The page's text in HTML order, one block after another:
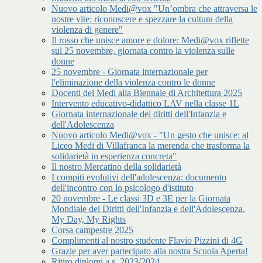
Nuovo articolo Medi@vox "Un’ombra che attraversa le
nostre vite: riconoscere e spezzare la cultura della
violenza di genere"
Il rosso che unisce amore e dolore: Medi@vox riflette
sul 25 novembre, giornata contro la violenza sulle
donne
25 novembre - Giornata internazionale per
l'eliminazione della violenza contro le donne
Docenti del Medi alla Biennale di Architettura 2025
Intervento educativo-didattico LAV nella classe 1L
Giornata internazionale dei diritti dell'Infanzia e
dell'Adolescenza
Nuovo articolo Medi@vox - "Un gesto che unisce: al
Liceo Medi di Villafranca la merenda che trasforma la
solidarietà in esperienza concreta"
Il nostro Mercatino della solidarietà
I compiti evolutivi dell'adolescenza: documento
dell'incontro con lo psicologo d'istituto
20 novembre - Le classi 3D e 3E per la Giornata
Mondiale dei Diritti dell'Infanzia e dell'Adolescenza.
My Day, My Rights
Corsa campestre 2025
Complimenti al nostro studente Flavio Pizzini di 4G
Grazie per aver partecipato alla nostra Scuola Aperta!